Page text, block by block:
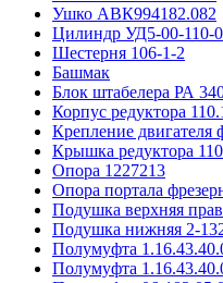
Ушко АВК994182.082
Цилиндр УД5-00-110-
Шестерня 106-1-2
Башмак
Блок штабелера РА
Корпус редуктора
Крепление двигателя
Крышка редуктора
Опора 1227213
Опора портала
Подушка верхняя
Подушка нижняя 2-
Полумуфта
Полумуфта